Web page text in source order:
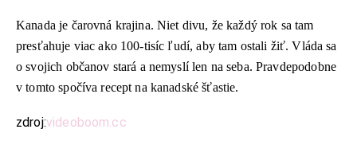
Kanada je čarovná krajina. Niet divu, že každý rok sa tam
presťahuje viac ako 100-tisíc ľudí, aby tam ostali žiť. Vláda sa
o svojich občanov stará a nemyslí len na seba. Pravdepodobne
v tomto spočíva recept na kanadské šťastie.
zdroj:videoboom.cc
INFORMAČNÉ MENU